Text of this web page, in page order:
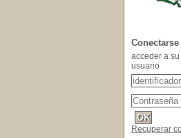
Conectarse
acceder a
usuario
Recuperar